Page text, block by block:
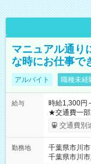
マニュアル通り
な時にお仕事で
アルバイト 職種未経
給与
時給1,300円
★交通費一部支給 時給1,300円～ ※試験・役
※勤務回数
り！】 希望
例】 ・河合
×8時間＝日
交通費別
勤務地
千葉県市川市
千葉県市川